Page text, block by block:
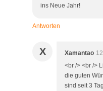
ins Neue Jahr!
Antworten
X Xamantao
<br /> <br />
die guten
sind seit 3